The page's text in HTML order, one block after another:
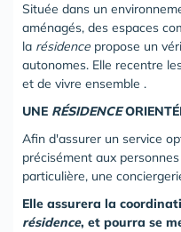
Située dans un
aménagés, des espaces
la résidence propose un
autonomes. Elle recentre
et de vivre ensemble .
UNE RÉSIDENCE
Afin d'assurer un service
précisément aux
particulière, une
Elle assurera la
résidence, et pourra se